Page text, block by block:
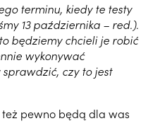
terminu, kiedy te testy
13 października – red.).
będziemy chcieli je robić
wykonywać
czy to jest
pewno będą dla was